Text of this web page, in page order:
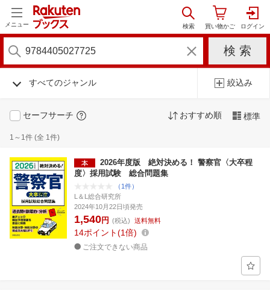
メニュー
すべてのジャンル 絞込み
セーフサーチ おすすめ順 標準
1～1件 (全 1件)
2026年度版 絶対決める！ 警察官〈大卒程
度〉採用試験 総合問題集
（1件）
L＆L総合研究所
2024年10月22日頃発売
1,540円 (税込) 送料無料
14ポイント 1倍
ご注文できない商品